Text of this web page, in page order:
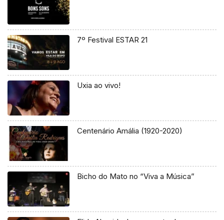
7º Festival ESTAR 21
Uxia ao vivo!
Centenário Amália (1920-2020)
Bicho do Mato no “Viva a Música”